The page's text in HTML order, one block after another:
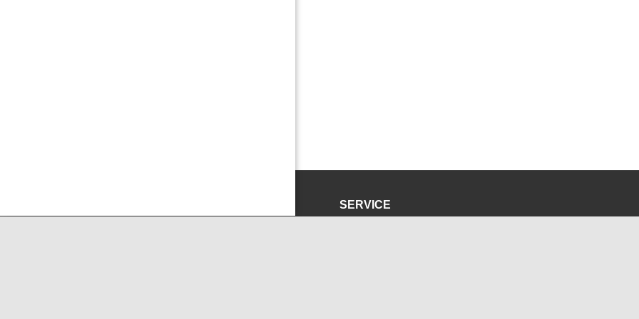
SERVICE